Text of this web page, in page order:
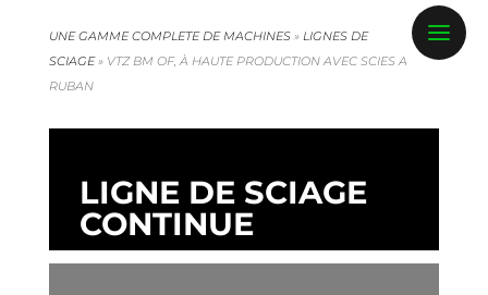
UNE GAMME COMPLETE DE MACHINES» LIGNES DE
SCIAGE» VTZ BM OF, À HAUTE PRODUCTION AVEC SCIES A
RUBAN
LIGNE DE SCIAGE
CONTINUE